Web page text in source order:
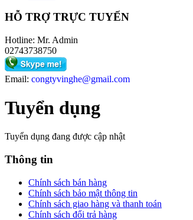
HỖ TRỢ TRỰC TUYẾN
Hotline: Mr. Admin
02743738750
Email: congtyvinghe@gmail.com
Tuyển dụng
Tuyển dụng đang được cập nhật
Thông tin
Chính sách bán hàng
Chính sách bảo mật thông tin
Chính sách giao hàng và thanh toán
Chính sách đổi trả hàng